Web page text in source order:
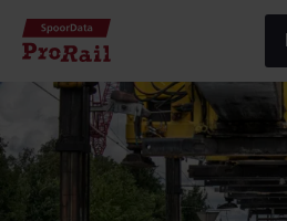
Navigatie
Homepage
ProRail